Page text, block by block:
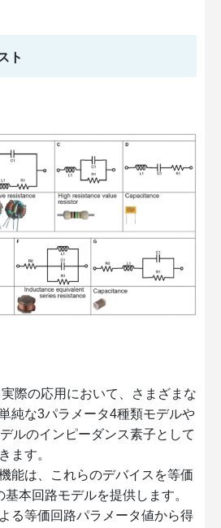
ト
際の応用において、さまざまな
純な3パラメータ4種類モデルや
ルのインピーダンス素子として
ます。
能は、これらのデバイスを等価
本回路モデルを提供します。
る等価回路パラメータ値から得